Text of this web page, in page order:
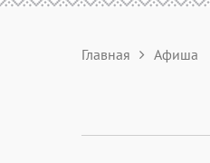
Главная Афиша